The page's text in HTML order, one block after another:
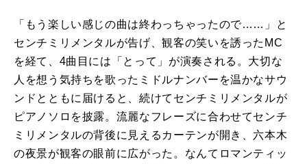
「もう楽しい感じの曲は終わっちゃったので……」と
センチミリメンタルが告げ、観客の笑いを誘った MC
を経て、 4曲目には「とって」が演奏される。大切な
人を想う気持ちを歌ったミドルナンバーを温かなサウ
ンドとともに届けると、続けてセンチミリメンタルが
ピアノソロを披露。流麗なフレーズに合わせてセンチ
ミリメンタルの背後に見えるカーテンが開き、六本木
の夜景が観客の眼前に広がった。なんてロマンティッ